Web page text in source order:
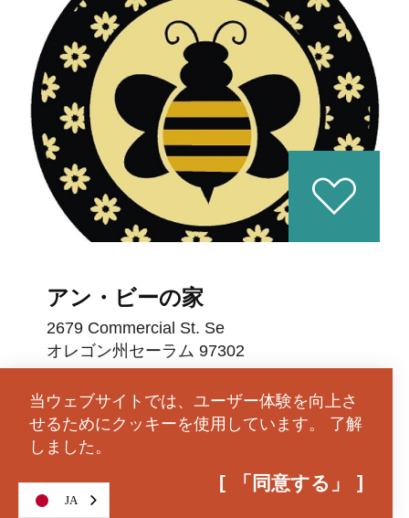
アン・ビーの家
2679 Commercial St. Se
オレゴン州セーラム 97302
ウェブサイト
地図
当ウェブサイトでは、ユーザー体験を向上さ
せるためにクッキーを使用しています。 了解
しました。
「同意する」
JA